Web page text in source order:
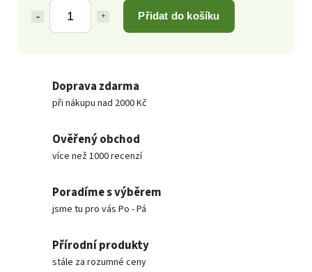
Přidat do košíku
Doprava zdarma
při nákupu nad 2000 Kč
Ověřený obchod
více než 1000 recenzí
Poradíme s výběrem
jsme tu pro vás Po - Pá
Přírodní produkty
stále za rozumné ceny